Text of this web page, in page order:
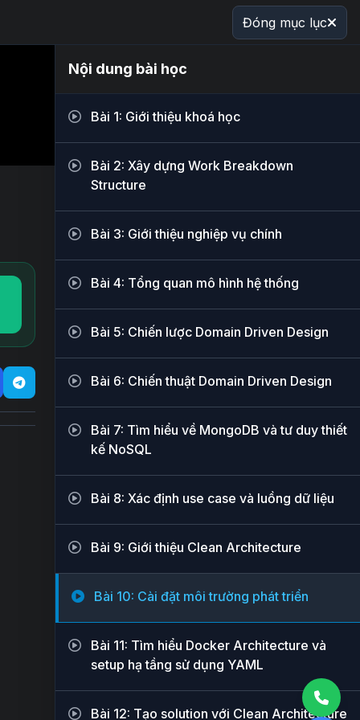
Đóng mục lục
Nội dung bài học
Bài 1: Giới thiệu khoá học
Bài 2: Xây dựng Work Breakdown
Structure
Bài 3: Giới thiệu nghiệp vụ chính
Bài 4: Tổng quan mô hình hệ thống
Bài 5: Chiến lược Domain Driven Design
Bài 6: Chiến thuật Domain Driven Design
Bài 7: Tìm hiểu về MongoDB và tư duy thiết
kế NoSQL
Bài 8: Xác định use case và luồng dữ liệu
Bài 9: Giới thiệu Clean Architecture
Bài 10: Cài đặt môi trường phát triển
Bài 11: Tìm hiểu Docker Architecture và
setup hạ tầng sử dụng YAML
Bài 12: Tạo solution với Clean Architecture